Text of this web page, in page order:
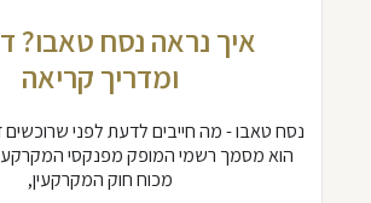
איך נראה נסח טאבו?
ומדריך קריאה
נסח טאבו - מה חייבים לדעת לפני
הוא מסמך רשמי המופק מפנקסי
מכוח חוק המקרקעין,